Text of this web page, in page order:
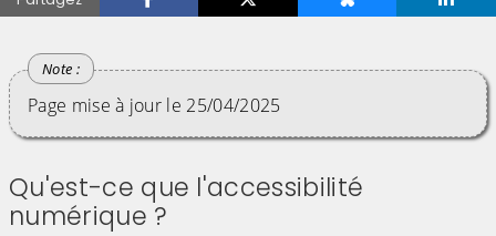
Page mise à jour le 25/04/2025
Qu'est-ce que l'accessibilité
numérique ?